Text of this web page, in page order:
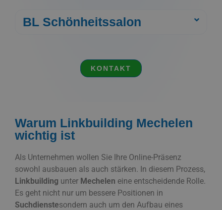
BL Schönheitssalon
KONTAKT
Warum Linkbuilding Mechelen
wichtig ist
Als Unternehmen wollen Sie Ihre Online-Präsenz
sowohl ausbauen als auch stärken. In diesem Prozess,
Linkbuilding unter Mechelen eine entscheidende Rolle.
Es geht nicht nur um bessere Positionen in
Suchdienstesondern auch um den Aufbau eines